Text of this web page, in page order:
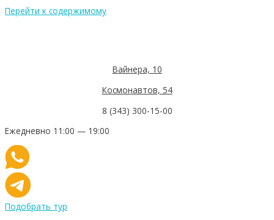
Перейти к содержимому
Вайнера, 10
Космонавтов, 54
8 (343) 300-15-00
Ежедневно 11:00 — 19:00
Подобрать тур